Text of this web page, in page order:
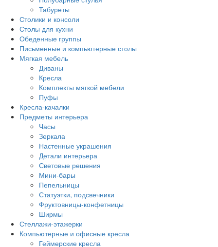
Табуреты
Столики и консоли
Столы для кухни
Обеденные группы
Письменные и компьютерные столы
Мягкая мебель
Диваны
Кресла
Комплекты мягкой мебели
Пуфы
Кресла-качалки
Предметы интерьера
Часы
Зеркала
Настенные украшения
Детали интерьера
Световые решения
Мини-бары
Пепельницы
Статуэтки, подсвечники
Фруктовницы-конфетницы
Ширмы
Стеллажи-этажерки
Компьютерные и офисные кресла
Геймерские кресла